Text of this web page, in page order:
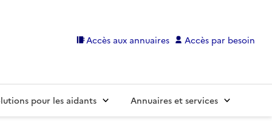
Accès aux annuaires Accès par besoin
pour les aidants Annuaires et services